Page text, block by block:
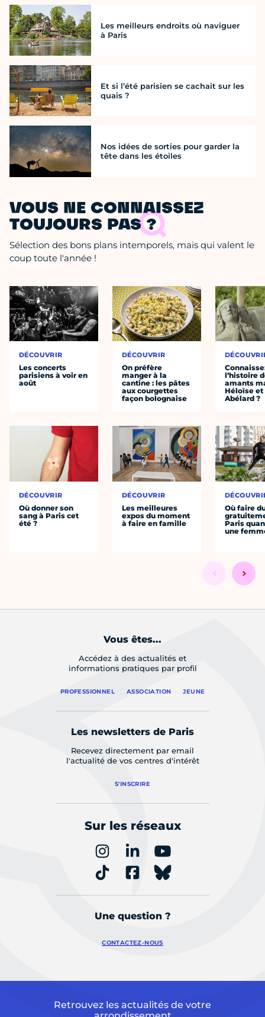
Les meilleurs endroits où naviguer
à Paris
Et si l’été parisien se cachait sur les
quais ?
Nos idées de sorties pour garder la
tête dans les étoiles
VOUS NE CONNAISSEZ
TOUJOURS PAS ?
Sélection des bons plans intemporels, mais qui valent le
coup toute l'année !
DÉCOUVRIR
Les concerts
parisiens à voir en
août
DÉCOUVRIR
Où donner son
sang à Paris cet
été ?
DÉCOUVRIR
On préfère
manger à la
cantine : les pâtes
aux courgettes
façon bolognaise
DÉCOUVRIR
Les meilleures
expos du moment
à faire en famille
l’histoire
amants
Héloïse et
Abélard ?
Où faire
Paris
une
Vous êtes...
Accédez à des actualités et
informations pratiques par profil
PROFESSIONNEL ASSOCIATION JEUNE
Les newsletters de Paris
Recevez directement par email
l'actualité de vos centres d'intérêt
S'INSCRIRE
Sur les réseaux
Une question ?
CONTACTEZ-NOUS
Retrouvez les actualités de votre